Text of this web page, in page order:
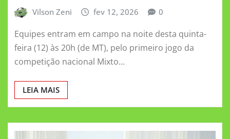
Vilson Zeni fev 12, 2026 0
Equipes entram em campo na noite desta quinta-
feira (12) às 20h (de MT), pelo primeiro jogo da
competição nacional Mixto…
LEIA MAIS